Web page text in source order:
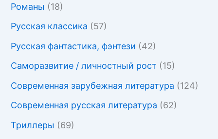
Романы (18)
Русская классика (57)
Русская фантастика, фэнтези (42)
Саморазвитие / личностный рост (15)
Современная зарубежная литература (124)
Современная русская литература (62)
Триллеры (69)